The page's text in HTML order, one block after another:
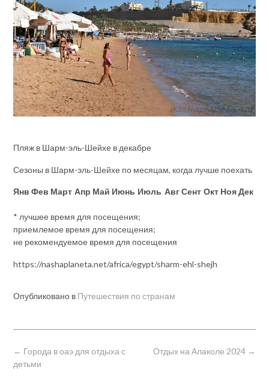
Пляж в Шарм-эль-Шейхе в декабре
Сезоны в Шарм-эль-Шейхе по месяцам, когда лучше поехать
Янв Фев Март Апр Май Июнь Июль АвгСент Окт НояДек
* лучшее время для посещения;
приемлемое время для посещения;
не рекомендуемое время для посещения
https://nashaplaneta.net/africa/egypt/sharm-ehl-shejh
Опубликовано в Путешествия по странам
Навигация
по
Отдых на Алаколе 2024 →
← Города в оаэ для отдыха с
детьми